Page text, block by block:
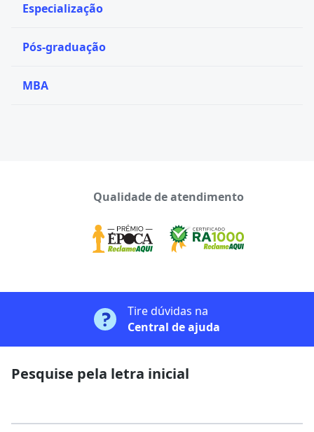
Especialização
Pós-graduação
MBA
Qualidade de atendimento
Tire dúvidas na
Central de ajuda
Pesquise pela letra inicial